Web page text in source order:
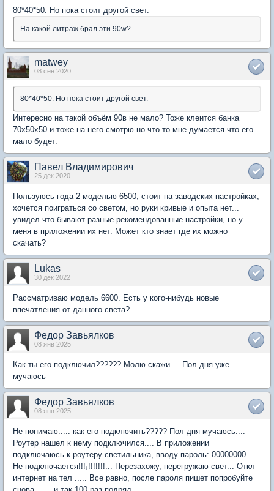
80*40*50. Но пока стоит другой свет.
На какой литраж брал эти 90w?
matwey
08 сен 2020
80*40*50. Но пока стоит другой свет.
Интересно на такой объём 90в не мало? Тоже клеится банка
70х50х50 и тоже на него смотрю но что то мне думается что его
мало будет.
Павел Владимирович
25 дек 2020
Пользуюсь года 2 моделью 6500, стоит на заводских настройках,
хочется поиграться со светом, но руки кривые и опыта нет...
увидел что бывают разные рекомендованные настройки, но у
меня в приложении их нет. Может кто знает где их можно
скачать?
Lukas
30 дек 2022
Рассматриваю модель 6600. Есть у кого-нибудь новые
впечатления от данного света?
Федор Завьялков
08 янв 2025
Как ты его подключил?????? Молю скажи.... Пол дня уже
мучаюсь
Федор Завьялков
08 янв 2025
Не понимаю..... как его подключить????? Пол дня мучаюсь....
Роутер нашел к нему подключился.... В приложении
подключаюсь к роутеру светильника, вводу пароль: 00000000 .....
Не подключается!!!¡!!!!!!!... Перезахожу, перегружаю свет... Откл
интернет на тел ..... Все равно, после пароля пишет попробуйте